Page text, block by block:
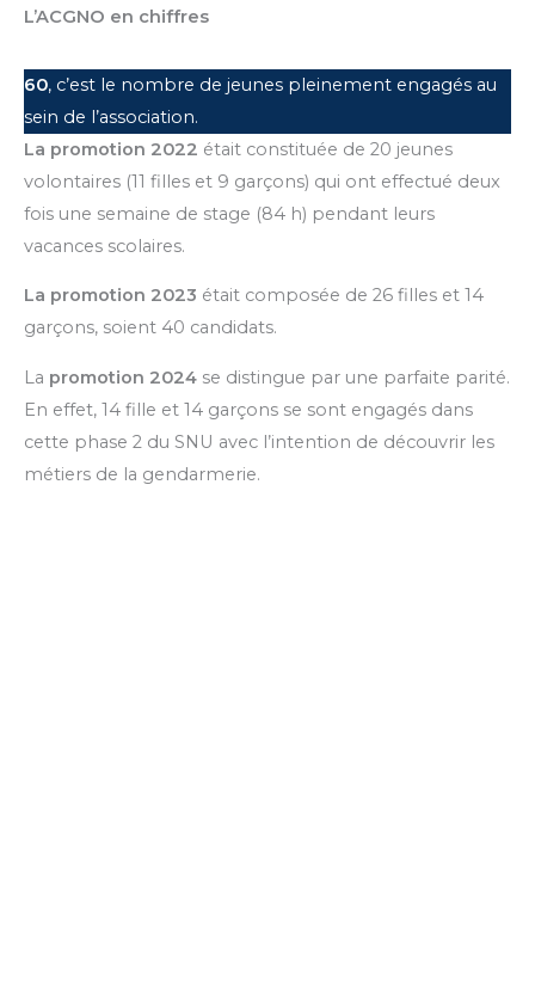
L’ACGNO en chiffres
60, c’est le nombre de jeunes pleinement engagés au
sein de l’association.
La promotion 2022 était constituée de 20 jeunes
volontaires (11 filles et 9 garçons) qui ont effectué deux
fois une semaine de stage (84 h) pendant leurs
vacances scolaires.
La promotion 2023 était composée de 26 filles et 14
garçons, soient 40 candidats.
La promotion 2024 se distingue par une parfaite parité.
En effet, 14 fille et 14 garçons se sont engagés dans
cette phase 2 du SNU avec l’intention de découvrir les
métiers de la gendarmerie.